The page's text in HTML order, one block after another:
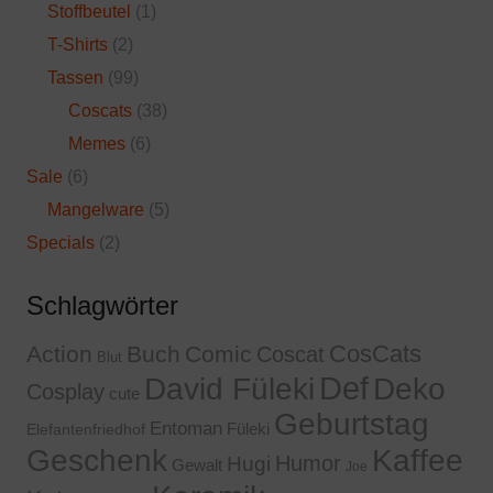
Stoffbeutel (1)
T-Shirts (2)
Tassen (99)
Coscats (38)
Memes (6)
Sale (6)
Mangelware (5)
Specials (2)
Schlagwörter
Action Blut Buch Comic Coscat CosCats
Cosplay cute David Füleki Def Deko
Elefantenfriedhof Entoman Füleki Geburtstag
Geschenk Gewalt Hugi Humor Joe Kaffee